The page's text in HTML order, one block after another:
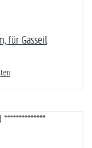
für Gasseil